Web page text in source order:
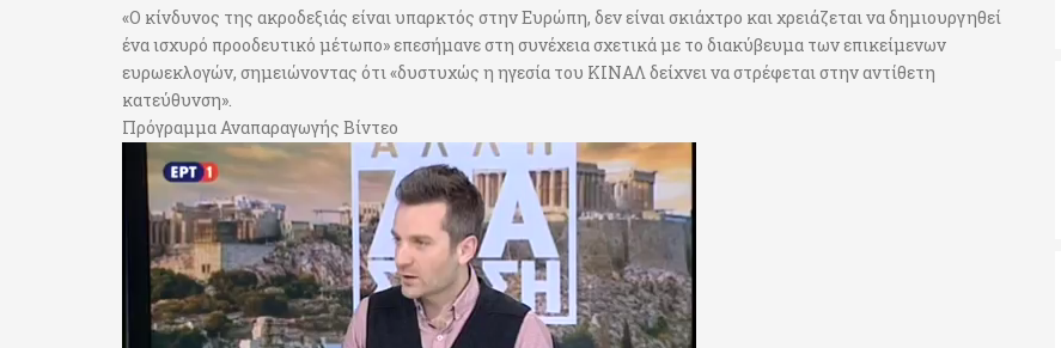
«Ο κίνδυνος της ακροδεξιάς είναι υπαρκτός στην Ευρώπη, δεν είναι σκιάχτρο και χρειάζεται να δημιουργηθεί
ένα ισχυρό προοδευτικό μέτωπο» επεσήμανε στη συνέχεια σχετικά με το διακύβευμα των επικείμενων
ευρωεκλογών, σημειώνοντας ότι «δυστυχώς η ηγεσία του ΚΙΝΑΛ δείχνει να στρέφεται στην αντίθετη
κατεύθυνση».
Πρόγραμμα Αναπαραγωγής Βίντεο